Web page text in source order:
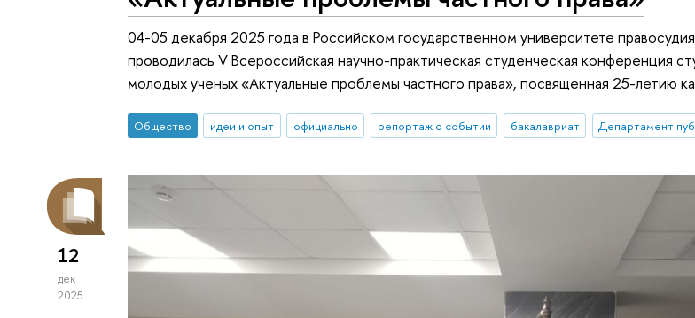
04-05 декабря 2025 года в Российском государственном университете
проводилась V Всероссийская научно-практическая студенческая конференция
молодых ученых «Актуальные проблемы частного права», посвященная 25-летию
Общество идеи и опыт официально репортаж о событии бакалавриат Департамент
12
дек
2025